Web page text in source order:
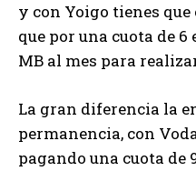
y con Yoigo tienes
que por una cuota de
MB al mes para
La gran diferencia la
permanencia, con
pagando una cuota de